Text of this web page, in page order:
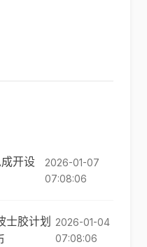
开设
2026-01-07
07:08:06
士胶计划
2026-01-04
07:08:06